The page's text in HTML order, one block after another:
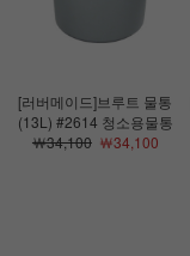
[러버메이드]브루트 물통
(13L) #2614 청소용물통
￦34,100￦34,100